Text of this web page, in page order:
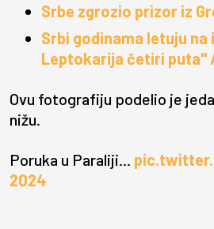
Srbe zgrozio prizor iz
Srbi godinama letuju
Leptokarija četiri puta"
Ovu fotografiju podelio je
nižu.
Poruka u Paraliji...
2024